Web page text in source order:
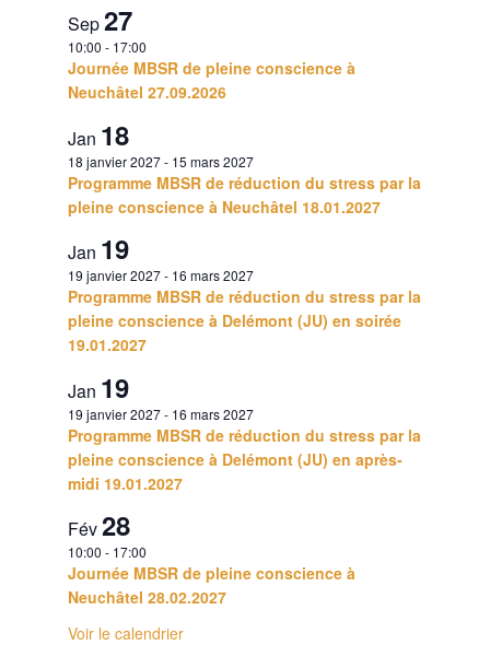
Sep27
10:00 - 17:00
Journée MBSR de pleine conscience à
Neuchâtel 27.09.2026
Jan 18
18 janvier 2027- 15 mars 2027
Programme MBSR de réduction du stress par la
pleine conscience à Neuchâtel 18.01.2027
Jan 19
19 janvier 2027- 16 mars 2027
Programme MBSR de réduction du stress par la
pleine conscience à Delémont (JU) en soirée
19.01.2027
Jan 19
19 janvier 2027- 16 mars 2027
Programme MBSR de réduction du stress par la
pleine conscience à Delémont (JU) en après-
midi 19.01.2027
Fév28
10:00 - 17:00
Journée MBSR de pleine conscience à
Neuchâtel 28.02.2027
Voir le calendrier